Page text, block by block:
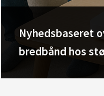
Nyhedsbaseret
bredbånd hos